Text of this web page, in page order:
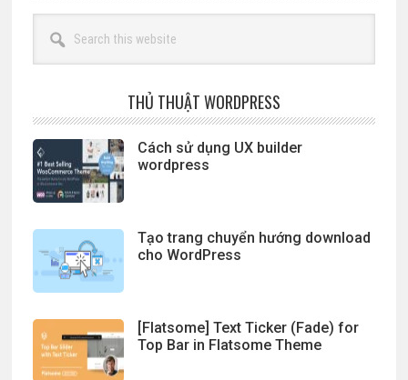
this
website
THỦ THUẬT WORDPRESS
Cách sử dụng UX builder
wordpress
Tạo trang chuyển hướng download
cho WordPress
[Flatsome] Text Ticker (Fade) for
Top Bar in Flatsome Theme